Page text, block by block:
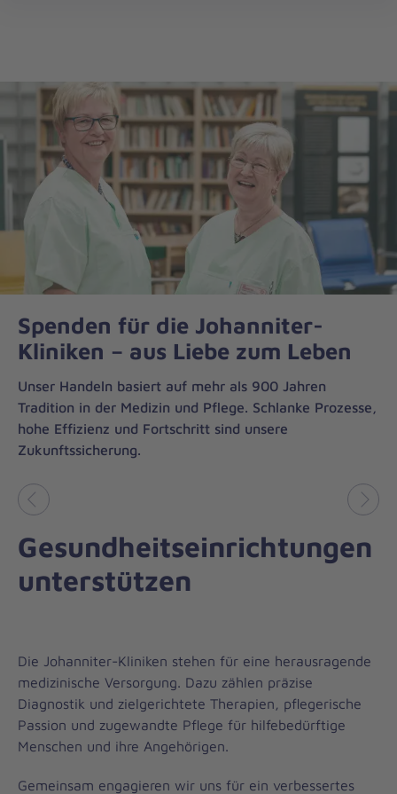
Liebe
zum
Leben
Spenden für die Johanniter-
Kliniken – aus Liebe zum Leben
Unser Handeln basiert auf mehr als 900 Jahren
Tradition in der Medizin und Pflege. Schlanke Prozesse,
hohe Effizienz und Fortschritt sind unsere
Zukunftssicherung.
Vorheriges
Gesundheitseinrichtungen
unterstützen
Die Johanniter-Kliniken stehen für eine herausragende
medizinische Versorgung. Dazu zählen präzise
Diagnostik und zielgerichtete Therapien, pflegerische
Passion und zugewandte Pflege für hilfebedürftige
Menschen und ihre Angehörigen.
Gemeinsam engagieren wir uns für ein verbessertes